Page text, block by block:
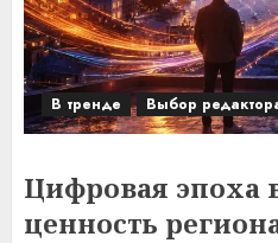
В тренде Выбор
Цифровая эпоха
ценность